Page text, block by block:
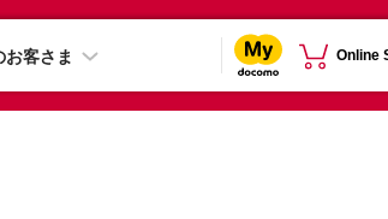
お客さま Online